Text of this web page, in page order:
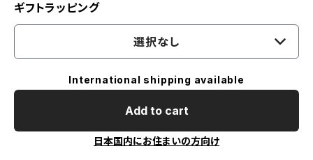
ギフトラッピング
選択なし
International shipping available
Add to cart
日本国内にお住まいの方向け